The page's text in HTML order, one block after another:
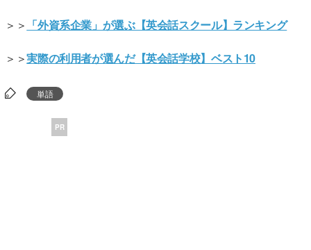
＞＞ 「外資系企業」が選ぶ【英会話スクール】ランキング
＞＞実際の利用者が選んだ【英会話学校】ベスト10
単語
PR